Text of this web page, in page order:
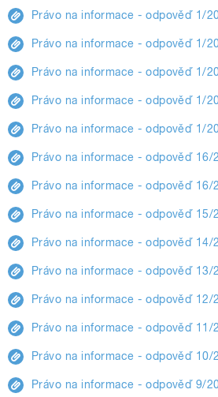
Právo na informace - odpověď 1/
Právo na informace - odpověď 1/
Právo na informace - odpověď 1/
Právo na informace - odpověď 1/
Právo na informace - odpověď 1/
Právo na informace - odpověď 16/
Právo na informace - odpověď 16/
Právo na informace - odpověď 15/
Právo na informace - odpověď 14/
Právo na informace - odpověď 13/
Právo na informace - odpověď 12/
Právo na informace - odpověď 11/
Právo na informace - odpověď 10/
Právo na informace - odpověď 9/